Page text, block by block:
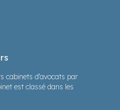
cabinets d’avocats par
est classé dans les